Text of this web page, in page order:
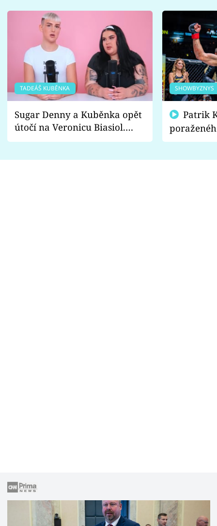
TADEÁŠ KUBĚNKA
Sugar Denny a Kuběnka opět
útočí na Veronicu Biasiol.
Proč je podle nich falešná a
SHOWBYZNYS
fanoušci